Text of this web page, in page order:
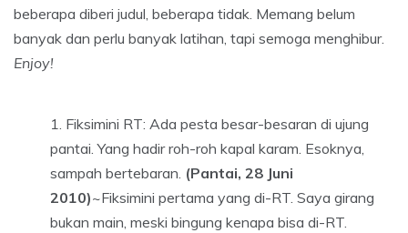
beberapa diberi judul, beberapa tidak. Memang belum
banyak dan perlu banyak latihan, tapi semoga menghibur.
Enjoy!
Fiksimini RT: Ada pesta besar-besaran di ujung
pantai. Yang hadir roh-roh kapal karam. Esoknya,
sampah bertebaran. (Pantai, 28 Juni
2010)~Fiksimini pertama yang di-RT. Saya girang
bukan main, meski bingung kenapa bisa di-RT.